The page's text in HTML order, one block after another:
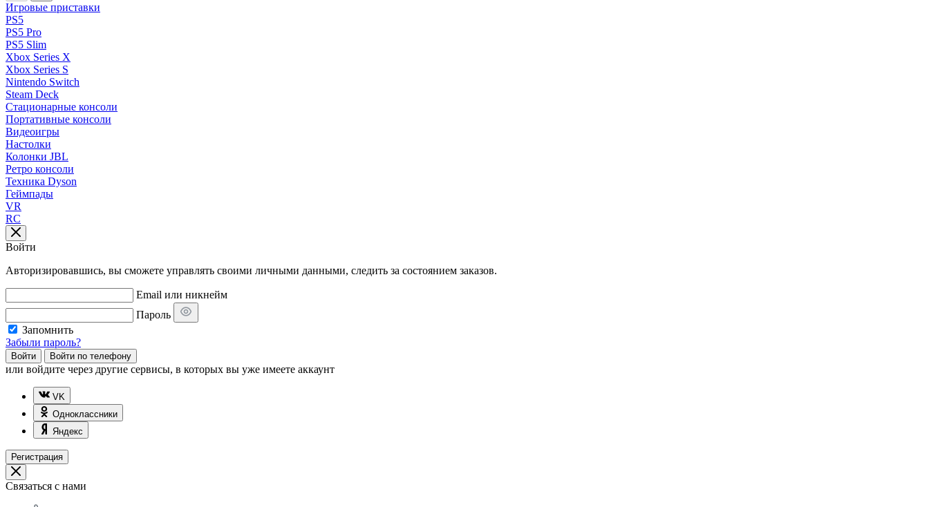
Игровые приставки
PS5
PS5 Pro
PS5 Slim
Xbox Series X
Xbox Series S
Nintendo Switch
Steam Deck
Стационарные консоли
Портативные консоли
Видеоигры
Настолки
Колонки JBL
Ретро консоли
Техника Dyson
Геймпады
VR
RC
Войти
Авторизировавшись, вы сможете управлять своими личными данными, следить за состоянием заказов.
Email или никнейм
Пароль
Запомнить
Забыли пароль?
Войти Войти по телефону
или войдите через другие сервисы, в которых вы уже имеете аккаунт
VK
Одноклассники
Яндекс
Регистрация
Связаться с нами